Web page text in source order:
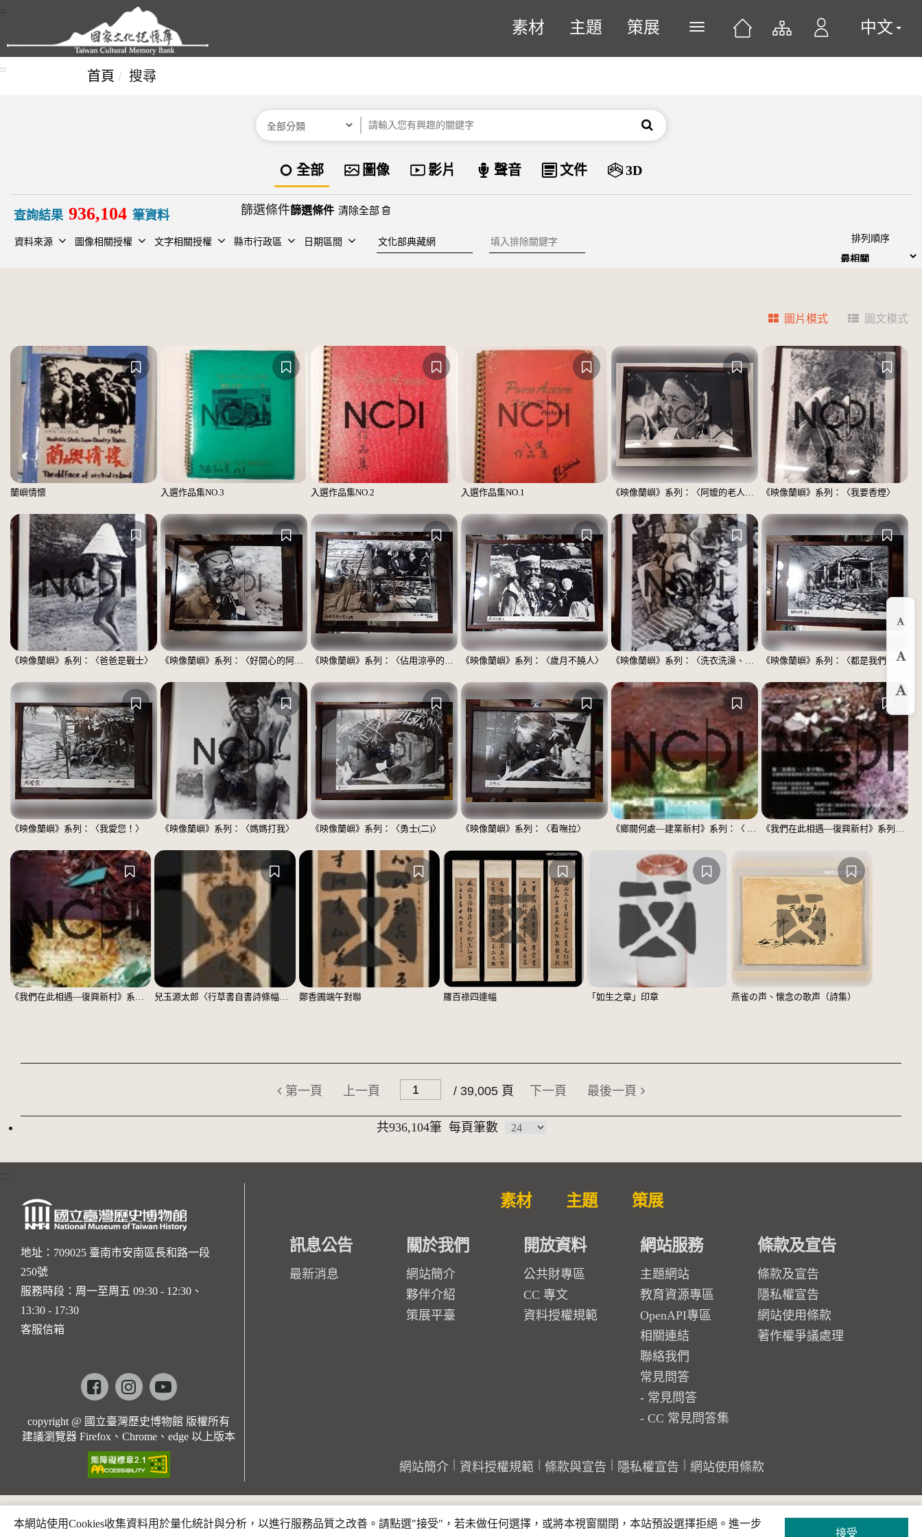
跳到主要內容區塊
:::
素材 主題 策展 展開或關閉主選單 中文
::: 首頁 搜尋
分類 關鍵字 搜尋
資料類型
全部 圖像 影片 聲音 文件 3D
查詢結果 936,104 筆資料 篩選條件 清除全部
資料來源 圖像相關授權 文字相關授權 縣市行政區 日期區間 建檔單位 排除關鍵字 排列順序
圖片模式 圖文模式
蘭嶼情懷 入選作品集NO.3 入選作品集NO.2 入選作品集NO.1 《映像蘭嶼》系列：〈阿嬤的老人斑〉 《映像蘭嶼》系列：〈我要香煙〉
《映像蘭嶼》系列：〈爸爸是戰士〉 《映像蘭嶼》系列：〈好開心的阿嬤〉 《映像蘭嶼》系列：〈佔用涼亭的男士們〉 《映像蘭嶼》系列：〈歲月不饒人〉 《映像蘭嶼》系列：〈洗衣洗澡、都在這裡〉 《映像蘭嶼》系列：〈都是我們一家人〉
《映像蘭嶼》系列：〈我愛您！〉 《映像蘭嶼》系列：〈媽媽打我〉 《映像蘭嶼》系列：〈勇士(二)〉 《映像蘭嶼》系列：〈看嘸拉〉 《鄉關何處—建業新村》系列：〈 邱敬賢04〉 《我們在此相遇—復興新村》系列：〈殘響04〉
《我們在此相遇—復興新村》系列：〈殘響03〉 兒玉源太郎〈行草書自書詩條幅〉（印本） 鄭香圃端午對聯 羅百祿四連幅 「如生之章」印章 燕雀の声、懐念の歌声（詩集）
第一頁 上一頁 / 39,005 頁 下一頁 最後一頁
共936,104筆 每頁筆數
放
:::
地址：709025 臺南市安南區長和路一段
250號
服務時段：周一至周五 09:30 - 12:30、
13:30 - 17:30
客服信箱
Facebookinstagramyoutube
copyright @ 國立臺灣歷史博物館 版權所有
建議瀏覽器 Firefox、Chrome、edge 以上版本
素材 主題 策展
訊息公告
最新消息
關於我們
網站簡介
夥伴介紹
策展平臺
開放資料
公共財專區
CC 專文
資料授權規範
網站服務
主題網站
教育資源專區
OpenAPI專區
相關連結
聯絡我們
常見問答
常見問答
CC 常見問答集
條款及宣告
條款及宣告
隱私權宣告
網站使用條款
著作權爭議處理
網站簡介 資料授權規範 條款與宣告 隱私權宣告 網站使用條款
本網站使用Cookies收集資料用於量化統計與分析，以進行服務品質之改善。請點選"接受"，若未做任何選擇，或將本視窗關閉，本站預設選擇拒絕。進一步
接受